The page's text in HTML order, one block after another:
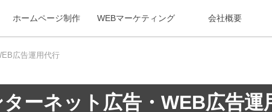
ホームページ制作 WEBマーケティング 会社概要
広告運用代行
ーネット広告・WEB広告運